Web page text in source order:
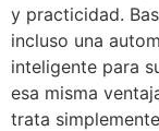
y practicidad.
incluso una
inteligente para
esa misma
trata